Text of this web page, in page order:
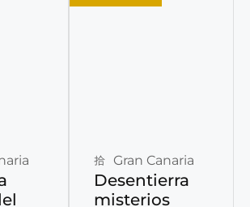
Gran Canaria
Desentierra
misterios